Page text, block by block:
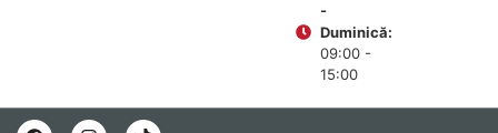
-
Duminică:
09:00 -
15:00